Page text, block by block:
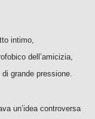
intimo,
dell’amicizia,
grande pressione.
un’idea controversa